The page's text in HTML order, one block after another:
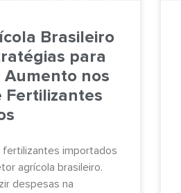
Brasileiro
para
nos
Fertilizantes
importados
agrícola brasileiro.
despesas na